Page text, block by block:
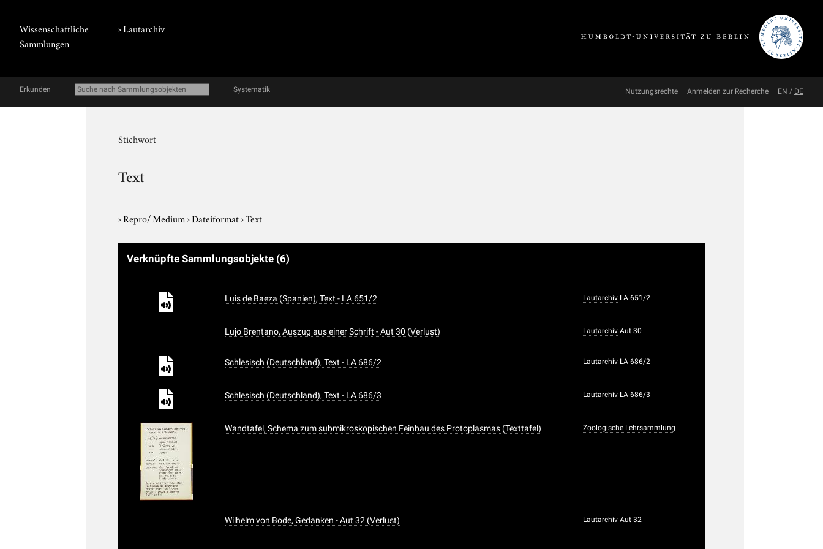
Wissenschaftliche
Sammlungen
›Lautarchiv
Erkunden Systematik Nutzungsrechte Anmelden zur Recherche EN / DE
Stichwort
Text
›Repro/ Medium›Dateiformat›Text
Verknüpfte Sammlungsobjekte (6)
Luis de Baeza (Spanien), Text - LA 651/2 Lautarchiv LA 651/2
Lujo Brentano, Auszug aus einer Schrift - Aut 30 (Verlust) Lautarchiv Aut 30
Schlesisch (Deutschland), Text - LA 686/2 Lautarchiv LA 686/2
Schlesisch (Deutschland), Text - LA 686/3 Lautarchiv LA 686/3
Wandtafel, Schema zum submikroskopischen Feinbau des Protoplasmas (Texttafel) Zoologische Lehrsammlung
Wilhelm von Bode, Gedanken - Aut 32 (Verlust) Lautarchiv Aut 32